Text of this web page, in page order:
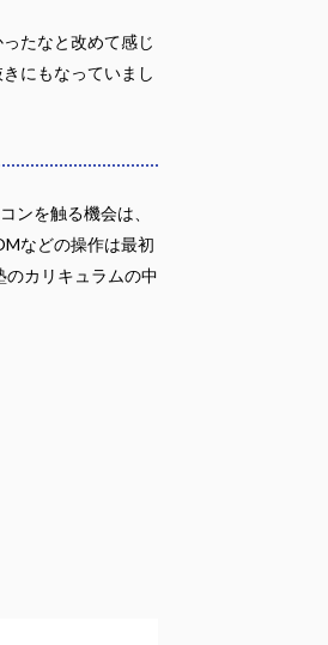
たなと改めて感じ
にもなっていまし
ンを触る機会は、
などの操作は最初
のカリキュラムの中